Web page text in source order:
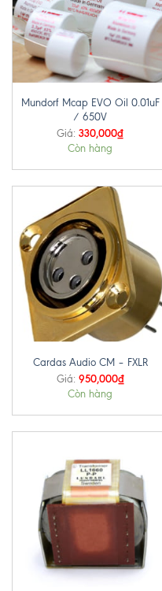
Mundorf Mcap EVO Oil 0.01uF
/ 650V
Giá: 330,000₫
Còn hàng
Cardas Audio CM – FXLR
Giá: 950,000₫
Còn hàng